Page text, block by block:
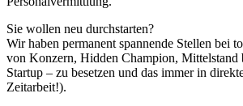
Sie wollen neu durchstarten?
Wir haben permanent spannende Stellen bei
von Konzern, Hidden Champion, Mittelstand
Startup – zu besetzen und das immer in
Zeitarbeit!).